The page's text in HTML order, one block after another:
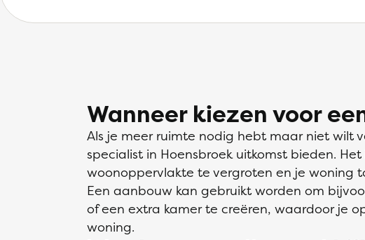
Wanneer kiezen voor
Als je meer ruimte nodig hebt maar niet wilt
specialist in Hoensbroek uitkomst bieden.
woonoppervlakte te vergroten en je woning
Een aanbouw kan gebruikt worden om
of een extra kamer te creëren, waardoor je
woning.